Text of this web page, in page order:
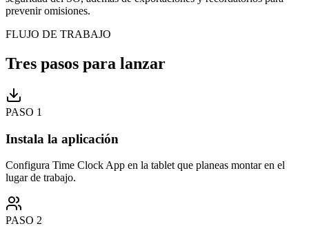
prevenir omisiones.
FLUJO DE TRABAJO
Tres pasos para lanzar
PASO 1
Instala la aplicación
Configura Time Clock App en la tablet que planeas montar en el
lugar de trabajo.
PASO 2